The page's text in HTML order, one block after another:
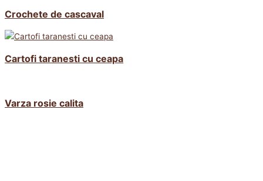
Crochete de cascaval
Cartofi taranesti cu ceapa
Varza rosie calita